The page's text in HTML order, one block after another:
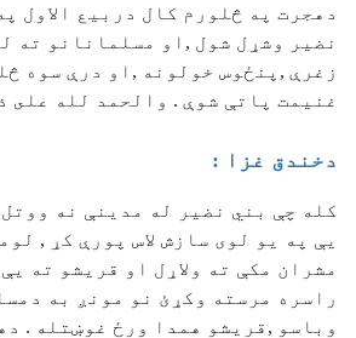
دهجرت په څلورم كال دربيع الاول
نضير وشړل شول ,او مسلمانانو ته
زغرې ,پنځوس خولونه ,او درې سوه
غنيمت پاتې شوې . والحمد لله على
دخندق غزا :
كله چې بني نضير له مدينې نه ووتل
يې په يو لوی سازش لاس پورې كړ ,
مشران مكې ته ولاړل او قريشو ته
راسره مرسته وكړئ نو مونږ به
وباسو ,قريشو همدا ورځ غوښتله .